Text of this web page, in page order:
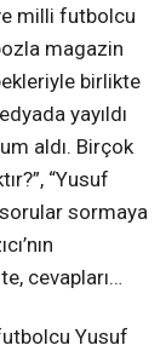
milli futbolcu
magazin
birlikte
yayıldı
aldı. Birçok
“Yusuf
sorular sormaya
cevapları…
Yusuf